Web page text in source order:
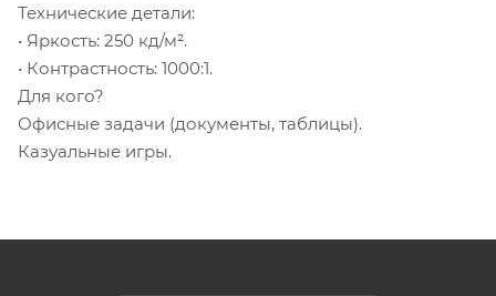
Технические детали:
• Яркость: 250 кд/м².
• Контрастность: 1000:1.
Для кого?
Офисные задачи (документы, таблицы).
Казуальные игры.